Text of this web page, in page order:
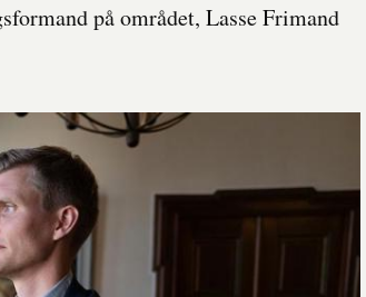
på området, Lasse Frimand